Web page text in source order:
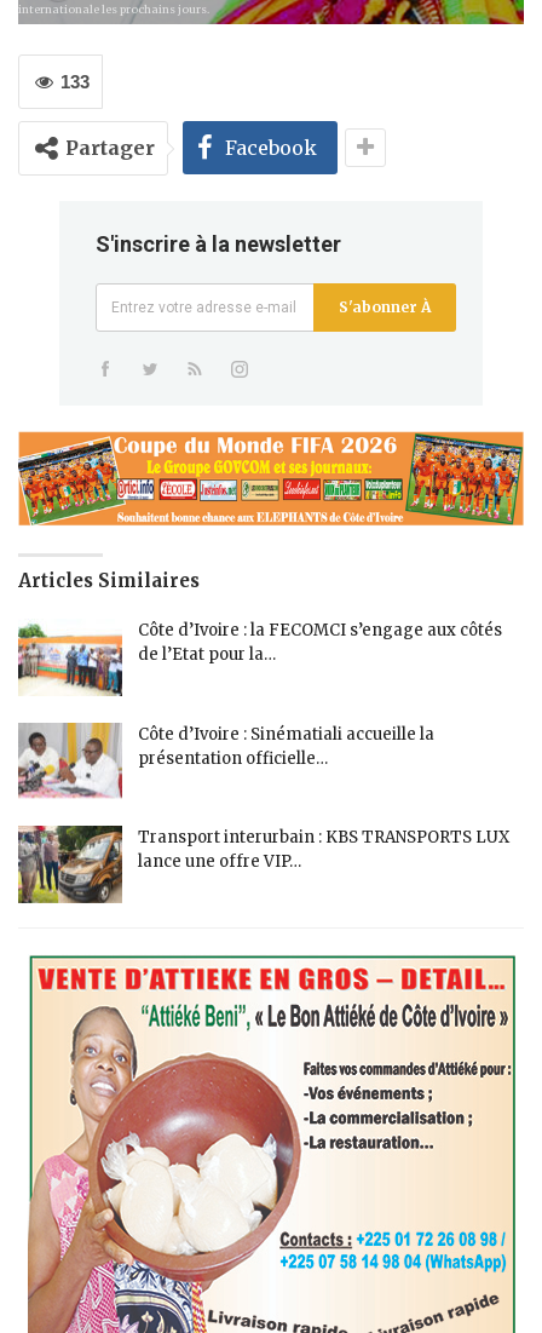
internationale les prochains jours.
133
Partager Facebook
S'inscrire à la newsletter
S'abonner À
Articles Similaires
Côte d’Ivoire : la FECOMCI s’engage aux côtés
de l’Etat pour la…
Côte d’Ivoire : Sinématiali accueille la
présentation officielle…
Transport interurbain : KBS TRANSPORTS LUX
lance une offre VIP…